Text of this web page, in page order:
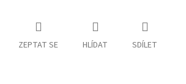
ZEPTAT SE HLÍDAT SDÍLET